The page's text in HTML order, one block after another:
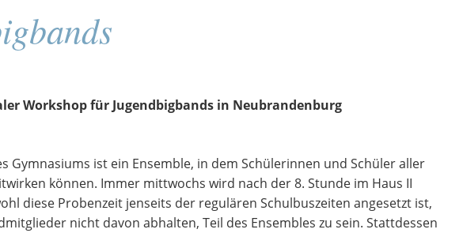
Workshop für Jugendbigbands in Neubrandenburg
Gymnasiums ist ein Ensemble, in dem Schülerinnen und Schüler aller
können. Immer mittwochs wird nach der 8. Stunde im Haus II
diese Probenzeit jenseits der regulären Schulbuszeiten angesetzt ist,
nicht davon abhalten, Teil des Ensembles zu sein. Stattdessen